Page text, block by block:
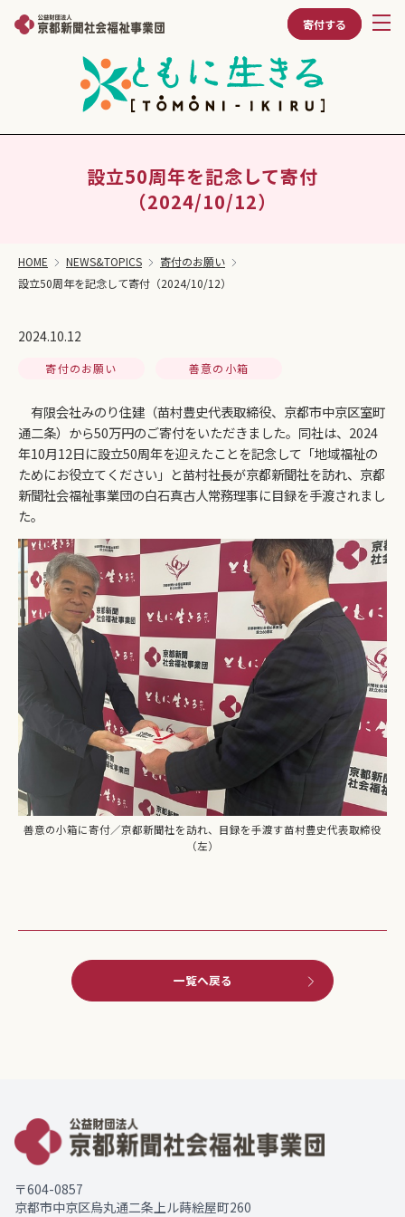
寄付する
設立50周年を記念して寄付
（2024/10/12）
HOME NEWS&TOPICS
寄付のお願い
設立50周年を記念して寄付（2024/10/12）
2024.10.12
寄付のお願い 善意の小箱
有限会社みのり住建（苗村豊史代表取締役、京都市中京区室町
通二条）から50万円のご寄付をいただきました。同社は、2024
年10月12日に設立50周年を迎えたことを記念して「地域福祉の
ためにお役立てください」と苗村社長が京都新聞社を訪れ、京都
新聞社会福祉事業団の白石真古人常務理事に目録を手渡されまし
た。
善意の小箱に寄付／京都新聞社を訪れ、目録を手渡す苗村豊史代表取締役
（左）
一覧へ戻る
〒604-0857
京都市中京区烏丸通二条上ル蒔絵屋町260